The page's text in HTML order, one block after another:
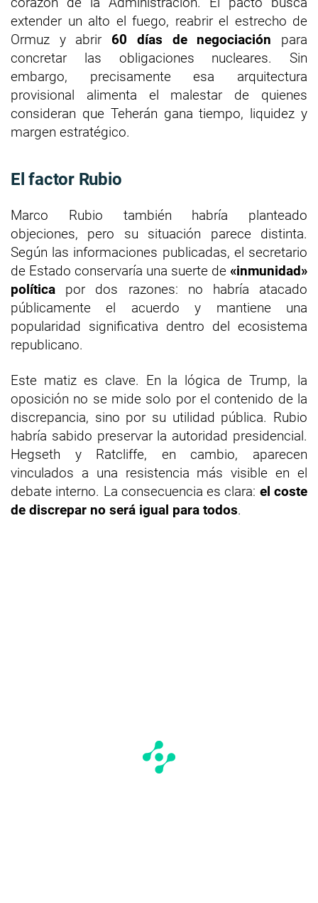
extender un alto el fuego, reabrir el estrecho de
Ormuz y abrir 60 días de negociación para
concretar las obligaciones nucleares. Sin
embargo, precisamente esa arquitectura
provisional alimenta el malestar de quienes
consideran que Teherán gana tiempo, liquidez y
margen estratégico.
El factor Rubio
Marco Rubio también habría planteado
objeciones, pero su situación parece distinta.
Según las informaciones publicadas, el secretario
de Estado conservaría una suerte de «inmunidad»
política por dos razones: no habría atacado
públicamente el acuerdo y mantiene una
popularidad significativa dentro del ecosistema
republicano.
Este matiz es clave. En la lógica de Trump, la
oposición no se mide solo por el contenido de la
discrepancia, sino por su utilidad pública. Rubio
habría sabido preservar la autoridad presidencial.
Hegseth y Ratcliffe, en cambio, aparecen
vinculados a una resistencia más visible en el
debate interno. La consecuencia es clara: el coste
de discrepar no será igual para todos.